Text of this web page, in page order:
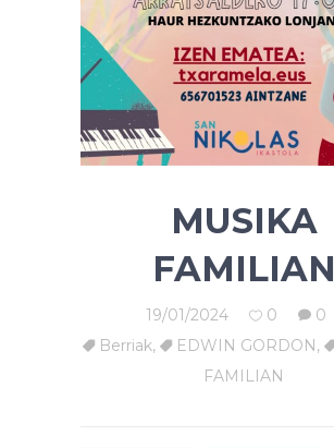
MUSIKA
FAMILIAN
19/01/2024 0
0
Berriak, EDWIN GORDON,
FAMILIAN